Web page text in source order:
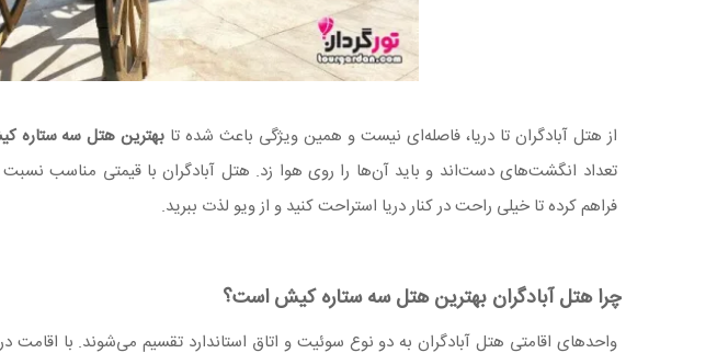
از هتل آبادگران تا دریا، فاصله‌ای نیست و همین ویژگی باعث شده تا بهترین هتل سه ستاره
تعداد انگشت‌های دست‌اند و باید آن‌ها را روی هوا زد. هتل آبادگران با قیمتی مناسب
فراهم کرده تا خیلی راحت در کنار دریا استراحت کنید و از ویو لذت ببرید.
چرا هتل آبادگران بهترین هتل سه ستاره کیش است؟
واحدهای اقامتی هتل آبادگران به دو نوع سوئیت و اتاق استاندارد تقسیم می‌شوند. با